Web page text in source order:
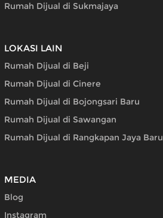
Rumah Dijual di Sukmajaya
LOKASI LAIN
Rumah Dijual di Beji
Rumah Dijual di Cinere
Rumah Dijual di Bojongsari Baru
Rumah Dijual di Sawangan
Rumah Dijual di Rangkapan Jaya Baru
MEDIA
Blog
Instagram